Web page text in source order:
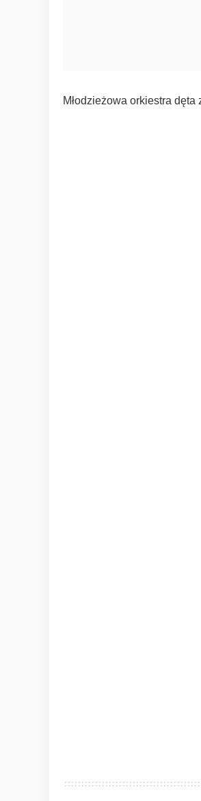
Młodzieżowa orkiestra